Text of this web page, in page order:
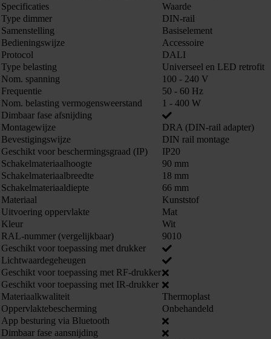
Specificaties
Waarde
Type dimmer
DIN-rail
Samenstelling
Basiselement
Bedieningswijze
Accessoire
Protocol
DALI
Type belasting
Universeel en LED retrofit
Nom. spanning
100 - 240 V
Frequentie
50 - 60 Hz
Nom. belasting vermogensweerstand
1 - 400 W
Dimbaar fase afsnijding
Montagewijze
DRA (DIN-rail adapter)
Bevestigingswijze
DIN rail montage
Geschikt voor beschermingsgraad (IP)
IP20
Schakelmateriaalhoogte
90 mm
Schakelmateriaalbreedte
18 mm
Schakelmateriaaldiepte
66 mm
Materiaal
Kunststof
Uitvoering oppervlakte
Mat
Kleur
Wit
RAL-nummer (vergelijkbaar)
9010
Geschikt voor toepassing met drukker
Lichtwaardegeheugen
Geschikt voor toepassing met RF-drukker
Geschikt voor toepassing met IR-drukker
Materiaalkwaliteit
Thermoplast
Oppervlaktebescherming
Onbehandeld
App besturing via Bluetooth
Dimbaar fase aansnijding